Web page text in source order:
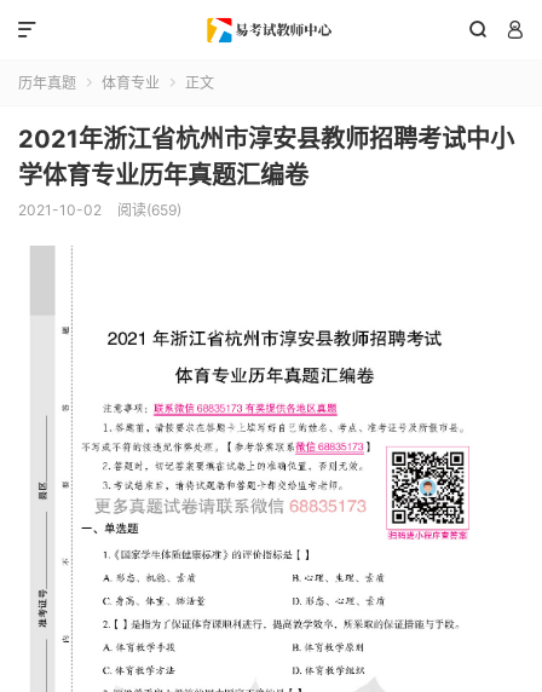
 

历年真题  体育专业  正文
2021年浙江省杭州市淳安县教师招聘考试中小
学体育专业历年真题汇编卷
2021-10-02 阅读(659)